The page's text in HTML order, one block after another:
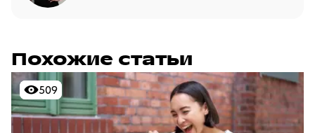
Похожие статьи
509
509